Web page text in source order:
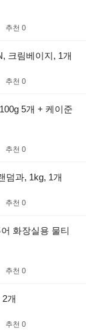
추천 0
크림베이지, 1개
추천 0
5개 + 케이준
추천 0
덤과, 1kg, 1개
추천 0
화장실용 물티
추천 0
개
추천 0